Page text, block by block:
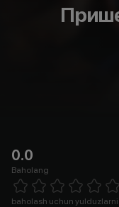
0.0
Baholang
1 Star 2 Stars 3 Stars 4 Stars5 Stars 6
baholash uchun